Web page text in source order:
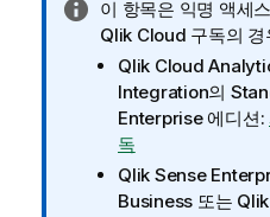
정
보
메
이 항목은 익명 액세스
Qlik Cloud 구독의
Qlik Cloud
Integration의
Enterprise 에디션:
독
Qlik Sense
Business 또는